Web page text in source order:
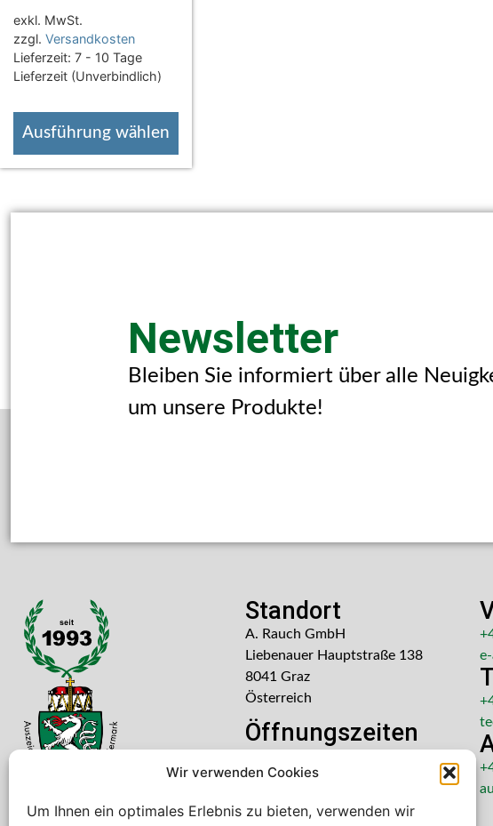
Wir verwenden Cookies
Um Ihnen ein optimales Erlebnis zu bieten, verwenden wir
exkl. MwSt.
zzgl. Versandkosten
Lieferzeit: 7 - 10 Tage
Lieferzeit (Unverbindlich)
Ausführung wählen
Newsletter
Bleiben Sie informiert über alle
um unsere Produkte!
Standort
A. Rauch GmbH
Liebenauer Hauptstraße 138
8041 Graz
Österreich
Öffnungszeiten
Freitag: 08:00 – 14:30 Uhr